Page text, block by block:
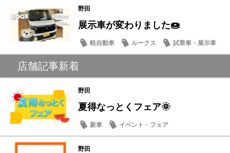
野田
展示車が変わりました🍩
軽自動車 ルークス 試乗車・展示車
店舗記事新着
野田
夏得なっとくフェア🌞
新車 イベント・フェア
野田